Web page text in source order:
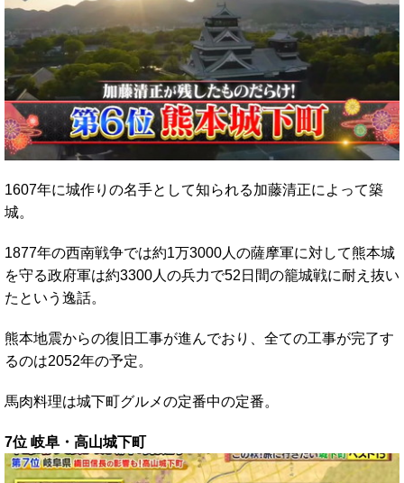
1607年に城作りの名手として知られる加藤清正によって築
城。
1877年の西南戦争では約1万3000人の薩摩軍に対して熊本城
を守る政府軍は約3300人の兵力で52日間の籠城戦に耐え抜い
たという逸話。
熊本地震からの復旧工事が進んでおり、全ての工事が完了す
るのは2052年の予定。
馬肉料理は城下町グルメの定番中の定番。
7位 岐阜・高山城下町